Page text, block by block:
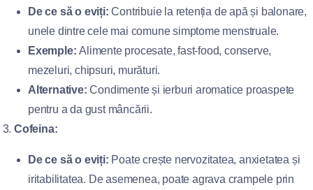
De ce să o eviți: Contribuie la retenția de apă și balonare,
unele dintre cele mai comune simptome menstruale.
Exemple: Alimente procesate, fast-food, conserve,
mezeluri, chipsuri, murături.
Alternative: Condimente și ierburi aromatice proaspete
pentru a da gust mâncării.
Cofeina:
De ce să o eviți: Poate crește nervozitatea, anxietatea și
iritabilitatea. De asemenea, poate agrava crampele prin